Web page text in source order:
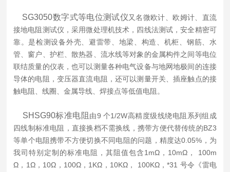
SG3050数字式等电位测试仪又名微欧计、欧姆计、直流
接地电阻测试仪，采用微处理机技术，四线法测试，安全精密可
靠。是检测设备外壳、避雷带、地梁、构造、机柜、钢筋、水
管、窗户、护栏、散热器、流水线等对象的金属构件之间等电位
联结质量的仪表，也可以测量各种电气设备与地网地极间的连接
导体的电阻，变压器直流电阻，还可以测量开关、插座触点的接
触电阻、线圈、金属导线、焊接点等低值电阻。
SHSG90标准电阻 由9 个1/2W高精度级线绕电阻系列组成
四线制标准电阻，直接换档不需换线，携带方便代替传统的BZ3
等单个电阻携带不方便切换不同电阻的问题，精度达0.05%，为
我司特别定制的标准电阻，其阻值包含1mΩ，10mΩ， 100m
Ω，1Ω，10Ω，100Ω，1KΩ，10KΩ， 100KΩ，*31 号令《雷电